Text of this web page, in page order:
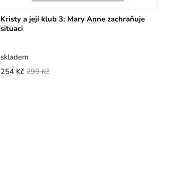
Kristy a její klub 3: Mary Anne zachraňuje
situaci
skladem
254 Kč 299 Kč